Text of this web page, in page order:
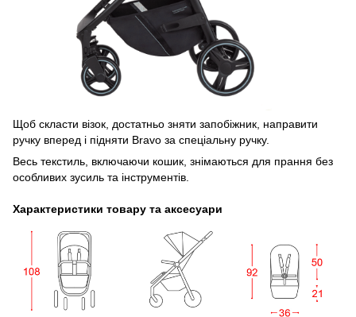
Щоб скласти візок, достатньо зняти запобіжник, направити
ручку вперед і підняти Bravo за спеціальну ручку.
Весь текстиль, включаючи кошик, знімаються для прання без
особливих зусиль та інструментів.
Характеристики товару та аксесуари